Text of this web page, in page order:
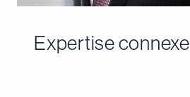
Expertise connexe